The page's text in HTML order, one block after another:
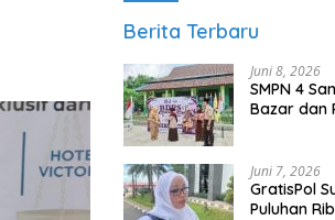
Berita Terbaru
Juni 8, 2026
SMPN 4
Bazar dan
Juni 7, 2026
GratisPol
Puluhan